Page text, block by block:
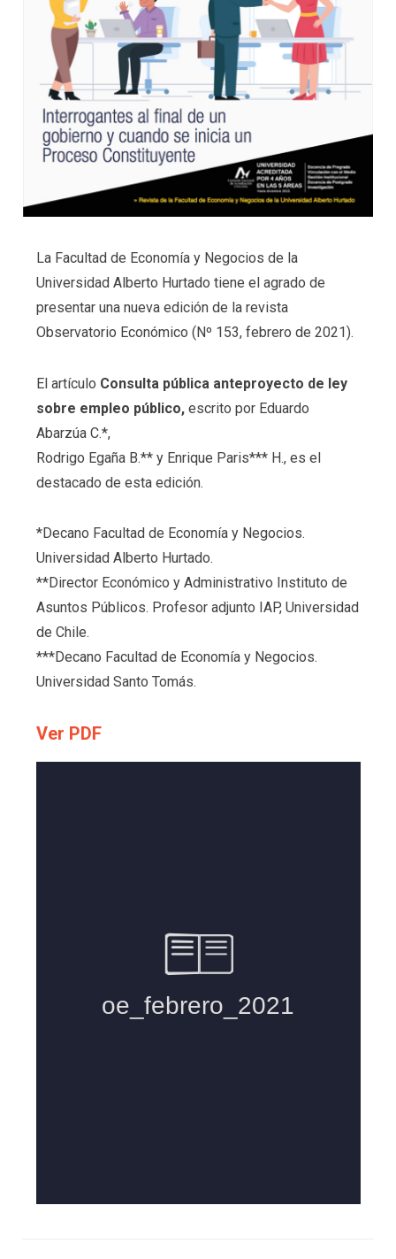
La Facultad de Economía y Negocios de la
Universidad Alberto Hurtado tiene el agrado de
presentar una nueva edición de la revista
Observatorio Económico (Nº 153, febrero de 2021).
El artículo Consulta pública anteproyecto de ley
sobre empleo público, escrito por Eduardo
Abarzúa C.*,
Rodrigo Egaña B.** y Enrique Paris*** H., es el
destacado de esta edición.
*Decano Facultad de Economía y Negocios.
Universidad Alberto Hurtado.
**Director Económico y Administrativo Instituto de
Asuntos Públicos. Profesor adjunto IAP, Universidad
de Chile.
***Decano Facultad de Economía y Negocios.
Universidad Santo Tomás.
Ver PDF